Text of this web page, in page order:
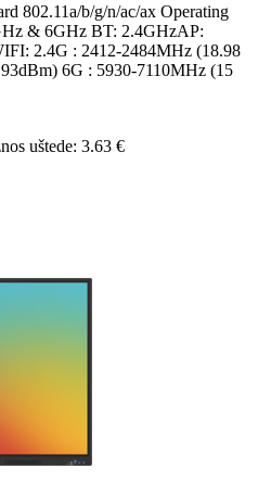
802.11a/b/g/n/ac/ax Operating
& 6GHz BT: 2.4GHzAP:
2.4G : 2412-2484MHz (18.98
6G : 5930-7110MHz (15
uštede: 3.63 €